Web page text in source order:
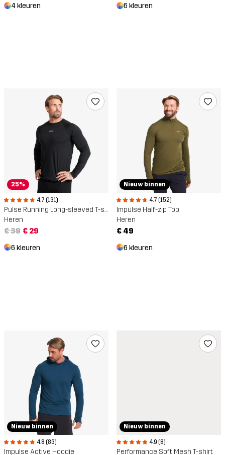
4 kleuren 6 kleuren
25%
4.7 (131)
Pulse Running Long-sleeved T-shirt
Heren
€ 39 € 29
6 kleuren
Nieuw binnen
4.7 (152)
Impulse Half-zip Top
Heren
€ 49
6 kleuren
Nieuw binnen
4.8 (83)
Impulse Active Hoodie
Nieuw binnen
4.9 (8)
Performance Soft Mesh T-shirt